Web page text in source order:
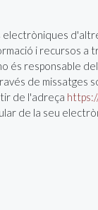
i recursos
és responsable
de missatges
de l'adreça
de la seu